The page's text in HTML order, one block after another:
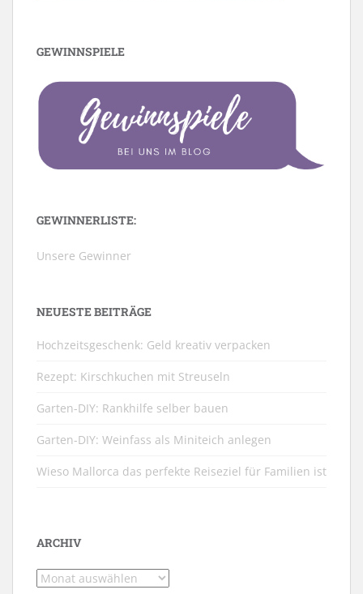
GEWINNSPIELE
GEWINNERLISTE:
Unsere Gewinner
NEUESTE BEITRÄGE
Hochzeitsgeschenk: Geld kreativ verpacken
Rezept: Kirschkuchen mit Streuseln
Garten-DIY: Rankhilfe selber bauen
Garten-DIY: Weinfass als Miniteich anlegen
Wieso Mallorca das perfekte Reiseziel für Familien ist
ARCHIV
Archiv